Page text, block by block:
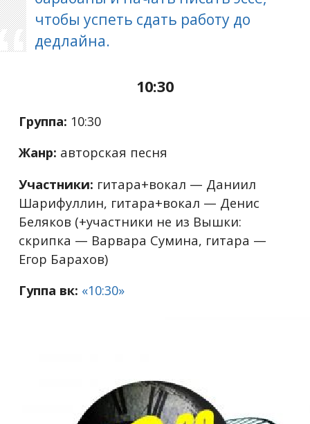
чтобы успеть сдать работу до
дедлайна.
10:30
Группа: 10:30
Жанр: авторская песня
Участники: гитара+вокал — Даниил
Шарифуллин, гитара+вокал — Денис
Беляков (+участники не из Вышки:
скрипка — Варвара Сумина, гитара —
Егор Барахов)
Гуппа вк: «10:30»